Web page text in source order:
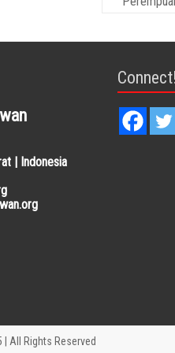
| Indonesia
| All Rights Reserved